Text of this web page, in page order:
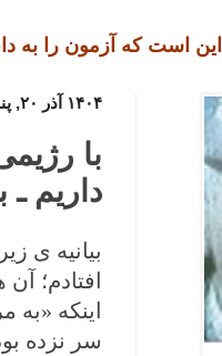
است که آزمون را به
۱۴۰۴ آذر ۲۰, پنجشنبه
با
داریم
بیانیه ی
افتادم؛
اینکه «به
سر نزده